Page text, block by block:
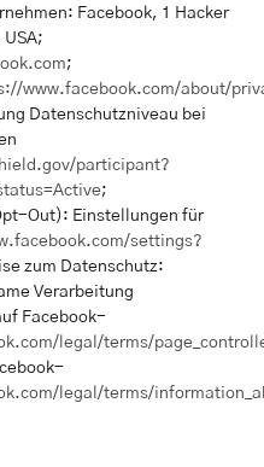
Facebook, 1 Hacker
USA;
;
www.facebook.com/about/
Datenschutzniveau bei
participant?
;
Out): Einstellungen für
settings?
zum Datenschutz:
Verarbeitung
Facebook-
legal/terms/
legal/terms/